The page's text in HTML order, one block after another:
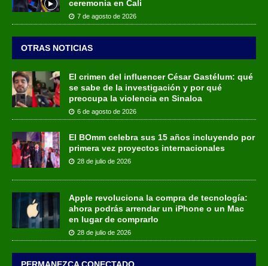
ceremonia en Cali
7 de agosto de 2026
OTRAS NOTICIAS
El crimen del influencer César Gastélum: qué
se sabe de la investigación y por qué
preocupa la violencia en Sinaloa
6 de agosto de 2026
El BOmm celebra sus 15 años incluyendo por
primera vez proyectos internacionales
28 de julio de 2026
Apple revoluciona la compra de tecnología:
ahora podrás arrendar un iPhone o un Mac
en lugar de comprarlo
28 de julio de 2026